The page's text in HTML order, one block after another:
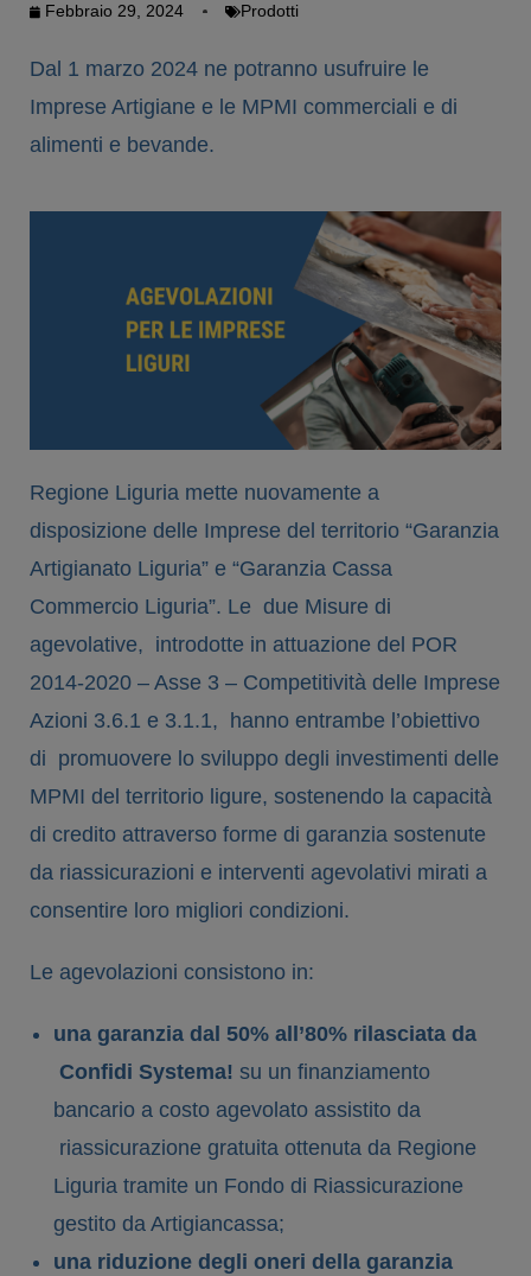
Febbraio 29, 2024 Prodotti
Dal 1 marzo 2024 ne potranno usufruire le
Imprese Artigiane e le MPMI commerciali e di
alimenti e bevande.
Regione Liguria mette nuovamente a
disposizione delle Imprese del territorio “Garanzia
Artigianato Liguria” e “Garanzia Cassa
Commercio Liguria”. Le due Misure di
agevolative, introdotte in attuazione del POR
2014-2020 – Asse 3 – Competitività delle Imprese
Azioni 3.6.1 e 3.1.1, hanno entrambe l’obiettivo
di promuovere lo sviluppo degli investimenti delle
MPMI del territorio ligure, sostenendo la capacità
di credito attraverso forme di garanzia sostenute
da riassicurazioni e interventi agevolativi mirati a
consentire loro migliori condizioni.
Le agevolazioni consistono in:
una garanzia dal 50% all’80% rilasciata da
Confidi Systema! su un finanziamento
bancario a costo agevolato assistito da
riassicurazione gratuita ottenuta da Regione
Liguria tramite un Fondo di Riassicurazione
gestito da Artigiancassa;
una riduzione degli oneri della garanzia